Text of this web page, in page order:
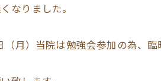
なりました。
（月）当院は勉強会参加の為、臨